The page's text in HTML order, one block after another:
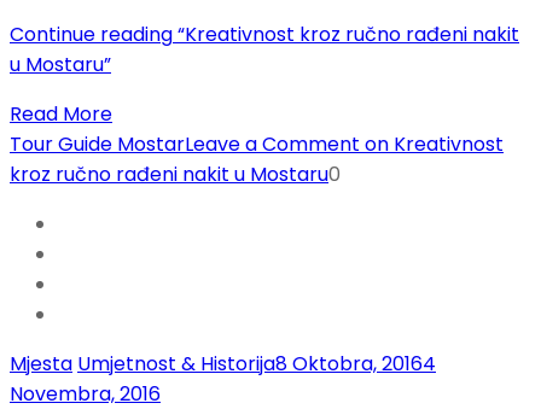
Continue reading“Kreativnost kroz ručno rađeni nakit
u Mostaru”
Read More
Tour Guide MostarLeave a Comment on Kreativnost
kroz ručno rađeni nakit u Mostaru0
Mjesta Umjetnost & Historija8 Oktobra, 20164
Novembra, 2016